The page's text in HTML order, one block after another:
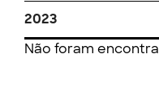
2023
Não foram